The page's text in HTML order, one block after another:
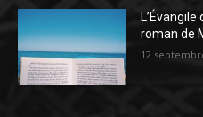
roman de
12